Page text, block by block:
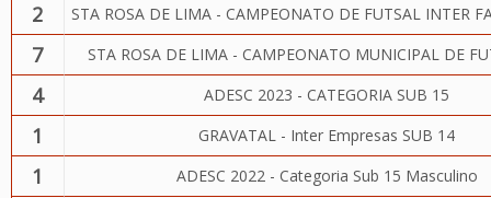
2 STA ROSA DE LIMA - CAMPEONATO DE FUTSAL INTER
7 STA ROSA DE LIMA - CAMPEONATO MUNICIPAL DE
4 ADESC 2023 - CATEGORIA SUB 15
1 GRAVATAL - Inter Empresas SUB 14
1 ADESC 2022 - Categoria Sub 15 Masculino